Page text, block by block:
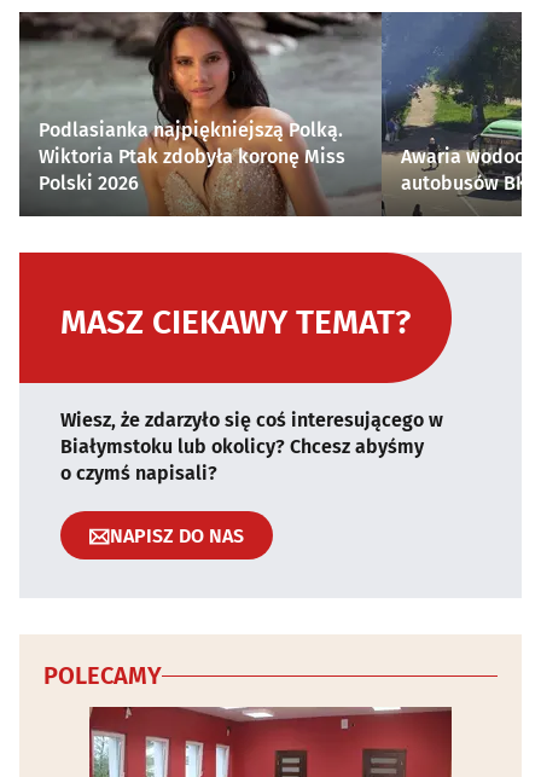
Podlasianka najpiękniejszą Polką.
Wiktoria Ptak zdobyła koronę Miss
Polski 2026
Awaria
autobusów
MASZ CIEKAWY TEMAT?
Wiesz, że zdarzyło się coś interesującego w
Białymstoku lub okolicy? Chcesz abyśmy
o czymś napisali?
NAPISZ DO NAS
POLECAMY